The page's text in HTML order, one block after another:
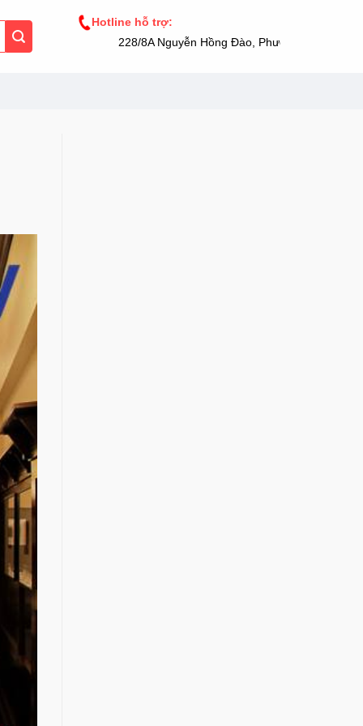
Hotline hỗ trợ:
228/8A Nguyễn Hồng Đào, Phường 14, Tân Bình,